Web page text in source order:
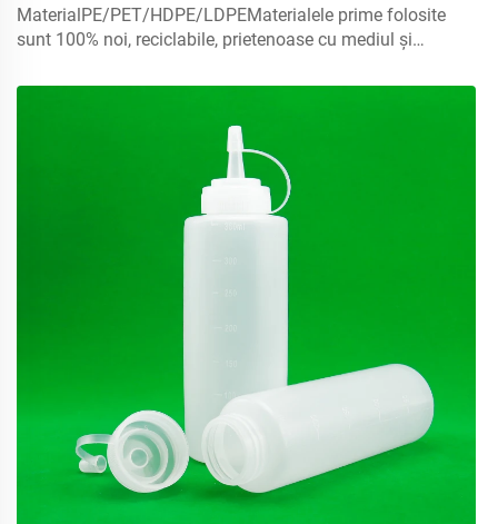
MaterialPE/PET/HDPE/LDPEMaterialele prime folosite
sunt 100% noi, reciclabile, prietenoase cu mediul și
alimentare.Volum5ml 10ml 15mlcontactați-ne pentru